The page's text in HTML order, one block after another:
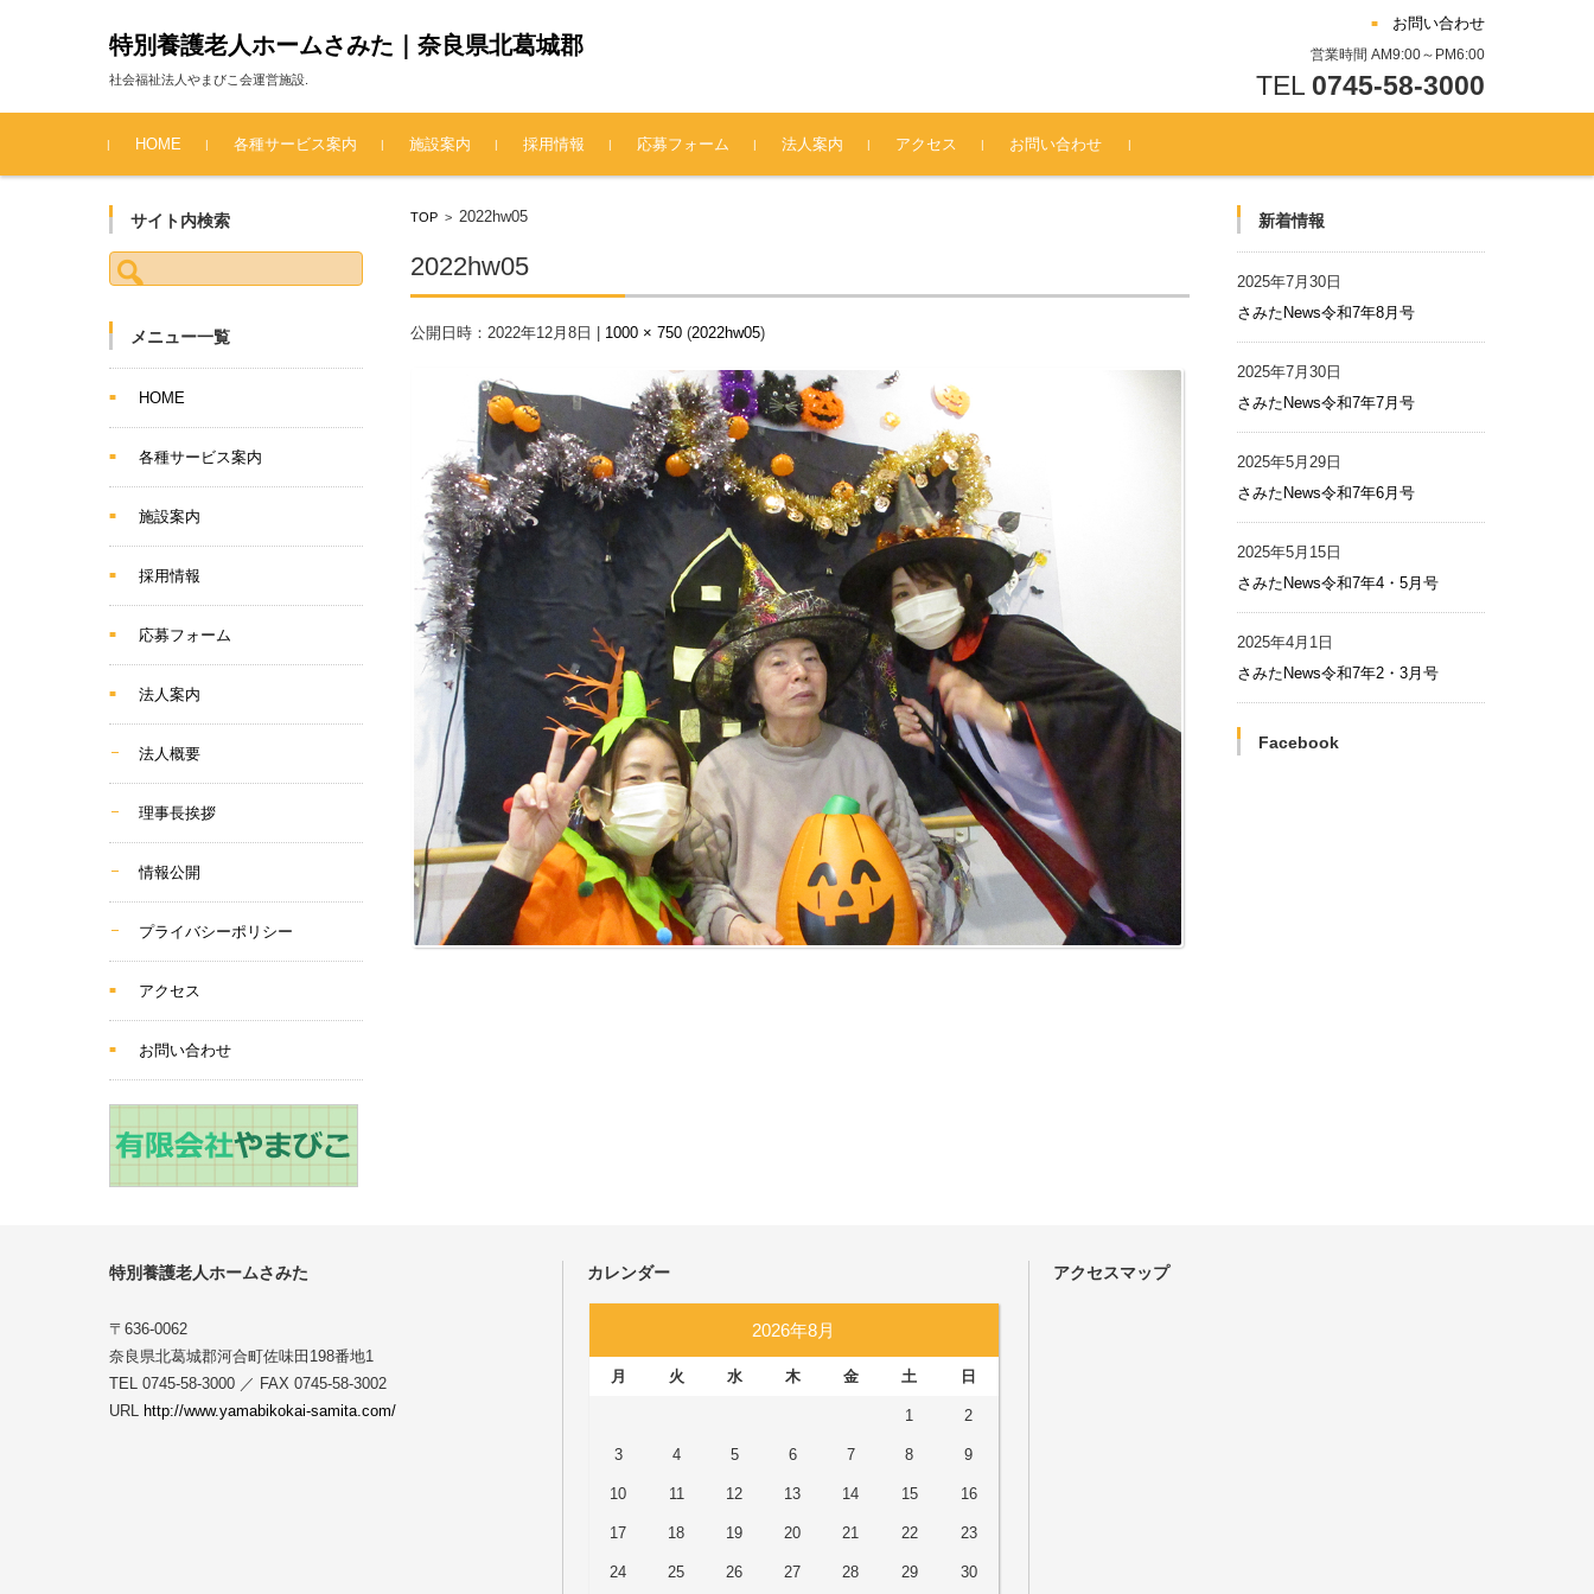
特別養護老人ホームさみた｜奈良県北葛城郡
社会福祉法人やまびこ会運営施設.
お問い合わせ
営業時間 AM9:00～PM6:00
TEL 0745-58-3000
コンテンツに移動
HOME
各種サービス案内 施設案内 採用情報 応募フォーム 法人案内 アクセス お問い合わせ
TOP > 2022hw05
2022hw05
公開日時：2022年12月8日 1000 × 750 (2022hw05)
サイト内検索
検索:
メニュー一覧
HOME
各種サービス案内
施設案内
採用情報
応募フォーム
法人案内
法人概要
理事長挨拶
情報公開
プライバシーポリシー
アクセス
お問い合わせ
新着情報
2025年7月30日
さみたNews令和7年8月号
2025年7月30日
さみたNews令和7年7月号
2025年5月29日
さみたNews令和7年6月号
2025年5月15日
さみたNews令和7年4・5月号
2025年4月1日
さみたNews令和7年2・3月号
Facebook
特別養護老人ホームさみた
〒636-0062
奈良県北葛城郡河合町佐味田198番地1
TEL 0745-58-3000 ／ FAX 0745-58-3002
URL http://www.yamabikokai-samita.com/
カレンダー
2026年8月
月 火 水 木 金 土 日
1 2
3 4 5 6 7 8 9
10 11 12 13 14 15 16
17 18 19 20 21 22 23
24 25 26 27 28 29 30
アクセスマップ